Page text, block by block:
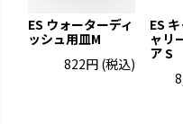
ES ウォーターディ
ッシュ用皿M
822円 (税込)
ES
ャリ
ア S